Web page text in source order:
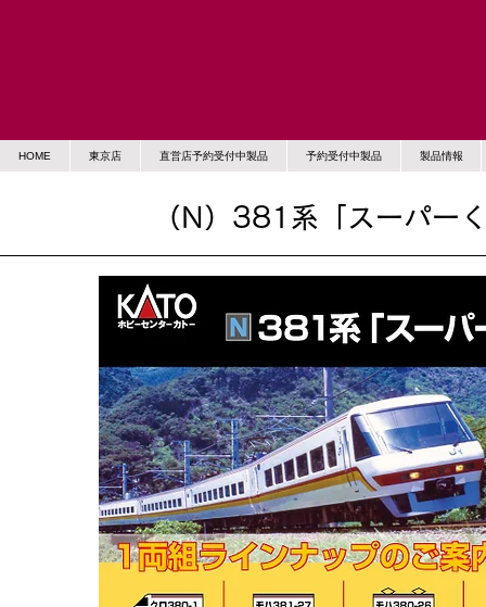
HOME 東京店 直営店予約受付中製品 予約受付中製品 製品情報
（N）381系「スーパー